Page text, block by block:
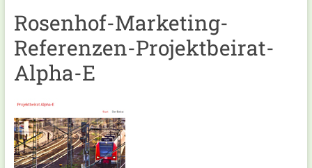
Rosenhof-Marketing-
Referenzen-Projektbeirat-
Alpha-E